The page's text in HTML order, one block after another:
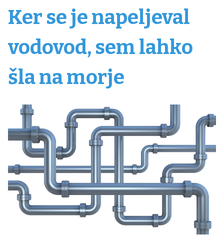
Ker se je napeljeval
vodovod, sem lahko
šla na morje